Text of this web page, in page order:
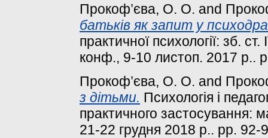
Прокоф’єва, О. О. and
батьків як запит у
практичної психології: зб.
конф., 9-10 листоп. 2017 р..
Прокоф’єва, О. О. and
з дітьми. Психологія і
практичного застосування:
21-22 грудня 2018 р.. pp. 92-